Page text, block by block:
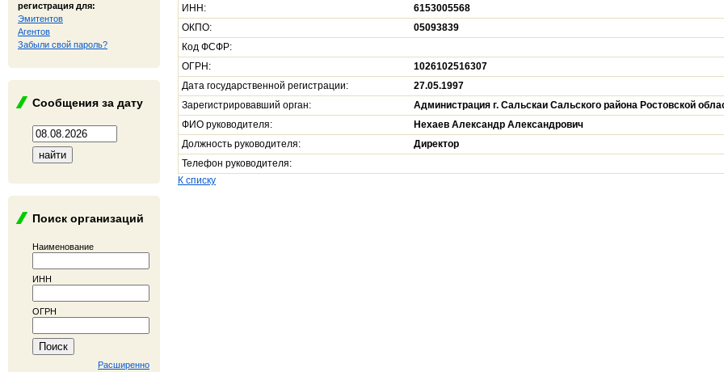
регистрация для:
Эмитентов
Агентов
Забыли свой пароль?
Сообщения за дату
Поиск организаций
Наименование
ИНН
ОГРН
Расширенно
ИНН:
6153005568
ОКПО:
05093839
Код ФСФР:
ОГРН:
1026102516307
Дата государственной регистрации:
27.05.1997
Зарегистрировавший орган:
Администрация г. Сальскаи Сальского района Ростовской
ФИО руководителя:
Нехаев Александр Александрович
Должность руководителя:
Директор
Телефон руководителя:
К списку